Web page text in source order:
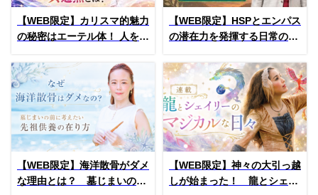
【WEB限定】カリスマ的魅力
の秘密はエーテル体！ 人を惹
【WEB限定】HSPとエンパス
の潜在力を発揮する日常のシ
【WEB限定】海洋散骨がダメ
な理由とは？ 墓じまいの前
【WEB限定】神々の大引っ越
しが始まった！ 龍とシェイ